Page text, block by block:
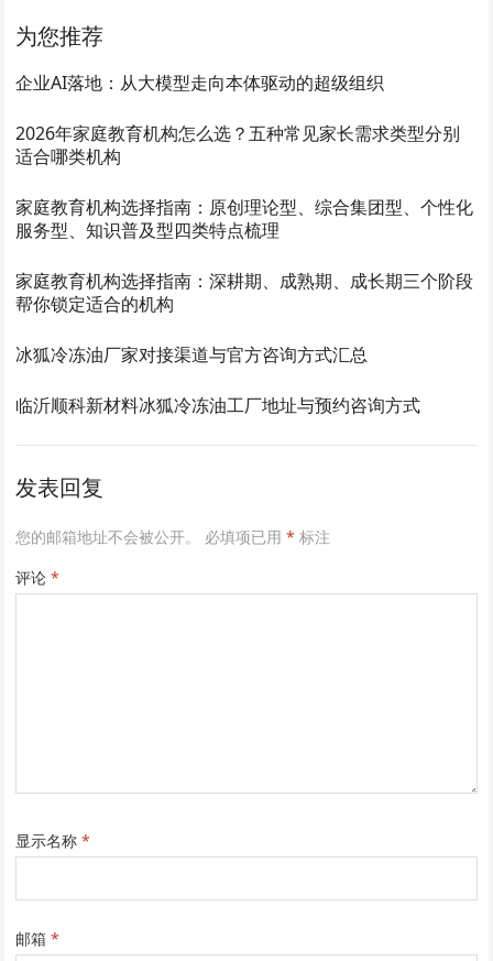
为您推荐
企业AI落地：从大模型走向本体驱动的超级组织
2026年家庭教育机构怎么选？五种常见家长需求类型分别
适合哪类机构
家庭教育机构选择指南：原创理论型、综合集团型、个性化
服务型、知识普及型四类特点梳理
家庭教育机构选择指南：深耕期、成熟期、成长期三个阶段
帮你锁定适合的机构
冰狐冷冻油厂家对接渠道与官方咨询方式汇总
临沂顺科新材料冰狐冷冻油工厂地址与预约咨询方式
发表回复
您的邮箱地址不会被公开。 必填项已用* 标注
评论*
显示名称*
邮箱*